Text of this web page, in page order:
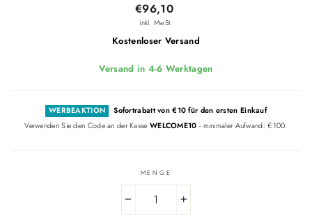
Normaler
Preis
€96,10
inkl. MwSt.
Kostenloser Versand
Versand in 4-6 Werktagen
WERBEAKTION
Sofortrabatt von €10 für den ersten Einkauf
Verwenden Sie den Code an der Kasse WELCOME10 - minimaler Aufwand: €100.
MENGE